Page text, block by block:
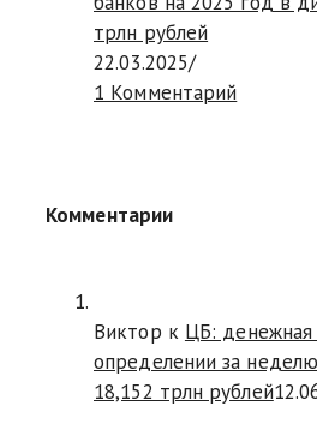
трлн рублей
22.03.2025/
1 Комментарий
Комментарии
Виктор к ЦБ:
определении за
18,152 трлн рублей